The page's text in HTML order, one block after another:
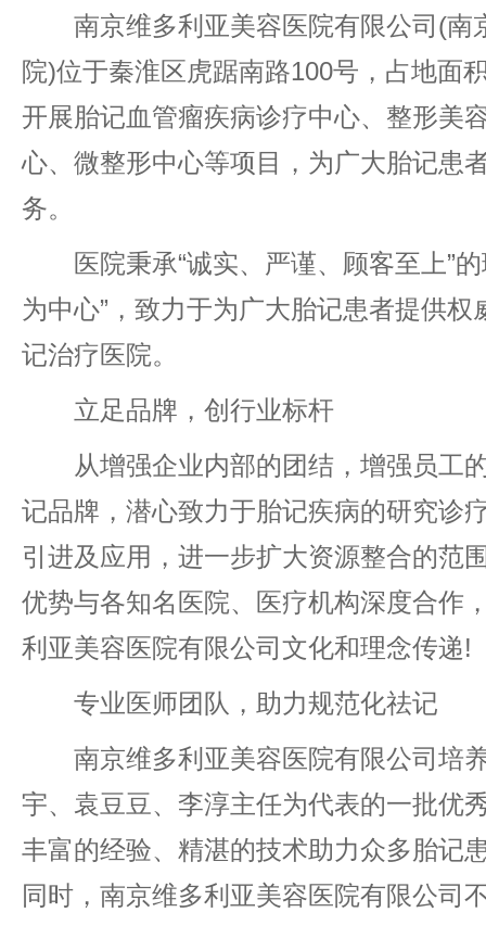
南京维多利亚美容医院有限公司(南
院)位于秦淮区虎踞南路100号，占地面
开展胎记血管瘤疾病诊疗中心、整形美
心、微整形中心等项目，为广大胎记患
务。
医院秉承“诚实、严谨、顾客至上”的
为中心”，致力于为广大胎记患者提供
记治疗医院。
立足品牌，创行业标杆
从增强企业内部的团结，增强员工
记品牌，潜心致力于胎记疾病的研究诊
引进及应用，进一步扩大资源整合的范
优势与各知名医院、医疗机构深度合作
利亚美容医院有限公司文化和理念传递!
专业医师团队，助力规范化祛记
南京维多利亚美容医院有限公司培
宇、袁豆豆、李淳主任为代表的一批优
丰富的经验、精湛的技术助力众多胎记
同时，南京维多利亚美容医院有限公司